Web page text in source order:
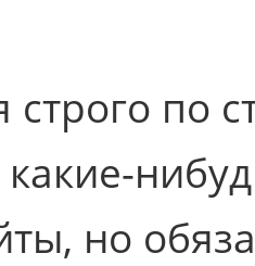
строго по
какие-
но